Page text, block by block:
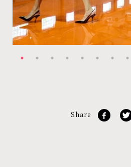
Share